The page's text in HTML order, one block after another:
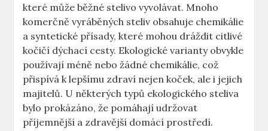
které může běžné stelivo vyvolávat. Mnoho
komerčně vyráběných steliv obsahuje chemikálie
a syntetické přísady, které mohou dráždit citlivé
kočičí dýchací cesty. Ekologické varianty obvykle
používají méně nebo žádné chemikálie, což
přispívá k lepšímu zdraví nejen koček, ale i jejich
majitelů. U některých typů ekologického steliva
bylo prokázáno, že pomáhají udržovat
příjemnější a zdravější domácí prostředí.